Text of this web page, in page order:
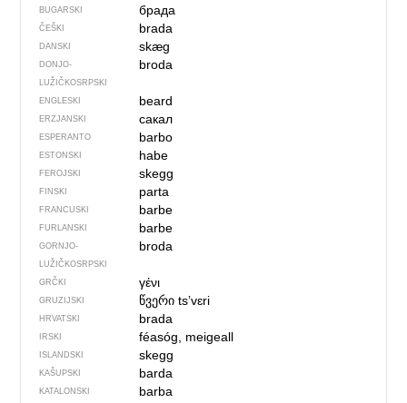
BUGARSKI брада
ČEŠKI brada
DANSKI skæg
DONJO­
LUŽIČKOSRPSKI
broda
ENGLESKI beard
ERZJANSKI сакал
ESPERANTO barbo
ESTONSKI habe
FEROJSKI skegg
FINSKI parta
FRANCUSKI barbe
FURLANSKI barbe
GORNJO­
LUŽIČKOSRPSKI
broda
GRČKI γένι
GRUZIJSKI წვერიtsʼvɛri
HRVATSKI brada
IRSKI féasóg, meigeall
ISLANDSKI skegg
KAŠUPSKI barda
KATALONSKI
barba